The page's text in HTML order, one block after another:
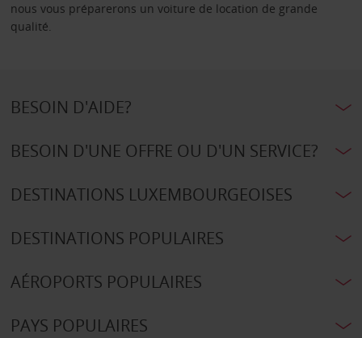
nous vous préparerons un voiture de location de grande
qualité.
BESOIN D'AIDE?
BESOIN D'UNE OFFRE OU D'UN SERVICE?
DESTINATIONS LUXEMBOURGEOISES
DESTINATIONS POPULAIRES
AÉROPORTS POPULAIRES
PAYS POPULAIRES